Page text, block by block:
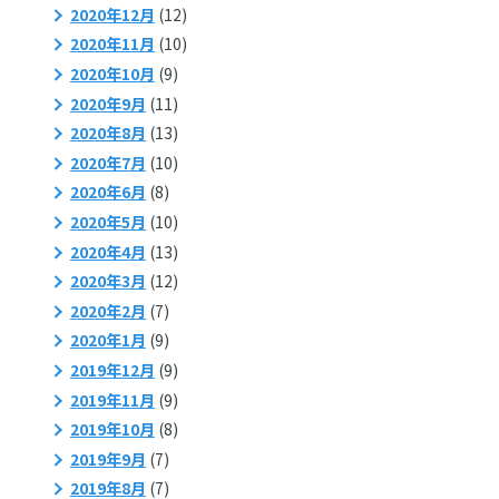
2020年12月 (12)
2020年11月 (10)
2020年10月 (9)
2020年9月 (11)
2020年8月 (13)
2020年7月 (10)
2020年6月 (8)
2020年5月 (10)
2020年4月 (13)
2020年3月 (12)
2020年2月 (7)
2020年1月 (9)
2019年12月 (9)
2019年11月 (9)
2019年10月 (8)
2019年9月 (7)
2019年8月 (7)